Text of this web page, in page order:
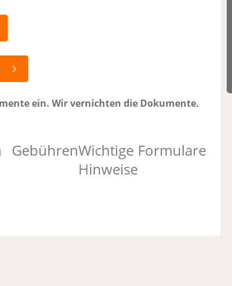
ein. Wir vernichten die Dokumente.
GebührenWichtige
Hinweise
Formulare